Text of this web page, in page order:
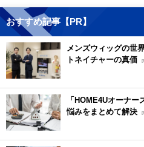
おすすめ記事【PR】
メンズウィッグの世
トネイチャーの真価
「HOME4Uオーナ
悩みをまとめて解決